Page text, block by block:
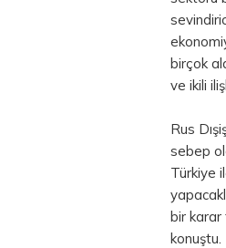
birçok
ve ikili
Rus
sebep
Türkiye
bir karar
konuştu.